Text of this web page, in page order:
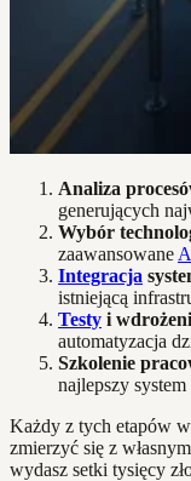
Analiza
generujących
Wybór
zaawansowane
Integracja
istniejącą
Testy i
automatyzacja
Szkolenie
najlepszy
Każdy z tych etapów
zmierzyć się z
wydasz setki tysięcy